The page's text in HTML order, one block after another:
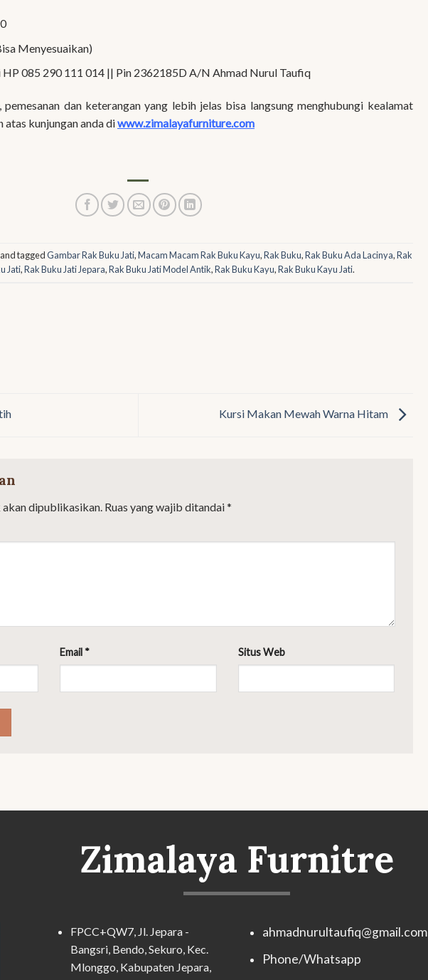
Menyesuaikan)
085 290 111 014 || Pin 2362185D A/N Ahmad Nurul Taufiq
dan keterangan yang lebih jelas bisa langsung menghubungi kealamat
atas kunjungan anda diwww.zimalayafurniture.com
and taggedGambar Rak Buku Jati,Macam Macam Rak Buku Kayu,Rak Buku,Rak Buku Ada Lacinya,Rak
Jati,Rak Buku Jati Jepara,Rak Buku Jati Model Antik,Rak Buku Kayu,Rak Buku Kayu Jati.
Kursi Makan Mewah Warna Hitam
dipublikasikan. Ruas yang wajib ditandai*
Email * Situs Web
Zimalaya Furnitre
FPCC+QW7, Jl. Jepara -
Bangsri, Bendo, Sekuro, Kec.
Mlonggo, Kabupaten Jepara,
ahmadnurultaufiq@gmail.com
Phone/Whatsapp